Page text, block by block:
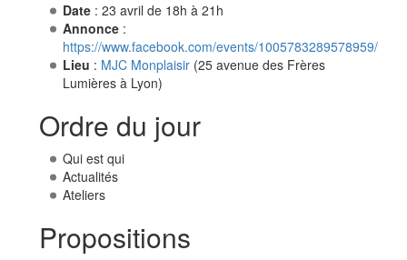
Date: 23 avril de 18h à 21h
Annonce:
https://www.facebook.com/events/1005783289578959/
Lieu : MJC Monplaisir(25 avenue des Frères
Lumières à Lyon)
Ordre du jour
Qui est qui
Actualités
Ateliers
Propositions